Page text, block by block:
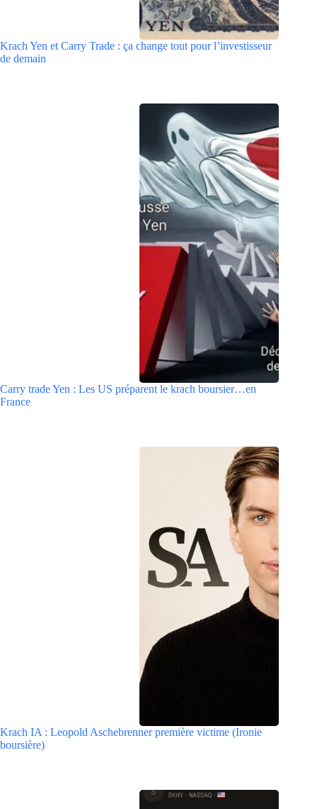
Krach Yen et Carry Trade : ça change tout pour l’investisseur
de demain
Carry trade Yen : Les US préparent le krach boursier…en
France
Krach IA : Leopold Aschebrenner première victime (Ironie
boursière)